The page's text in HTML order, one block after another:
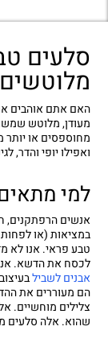
סלעים
האם אתם אוהבים
מעודן, מלוטש
מחוספסים או יותר
ואפילו יופי והדר,
למי
אנשים הרפתקנים,
במציאות (או לפחות
טבע פראי. אנו לא
לכסח את הדשא.
אבנים לשביל
הם מעוררים את
צלילים מוחשיים.
שהוא. אלה סלעים